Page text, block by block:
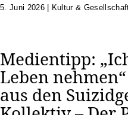
5. Juni 2026| Kultur &
Medientipp:
Leben
aus den